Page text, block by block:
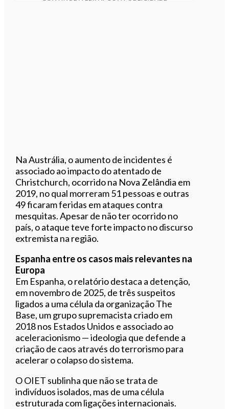
Na Austrália, o aumento de incidentes é
associado ao impacto do atentado de
Christchurch, ocorrido na Nova Zelândia em
2019, no qual morreram 51 pessoas e outras
49 ficaram feridas em ataques contra
mesquitas. Apesar de não ter ocorrido no
país, o ataque teve forte impacto no discurso
extremista na região.
Espanha entre os casos mais relevantes na
Europa
Em Espanha, o relatório destaca a detenção,
em novembro de 2025, de três suspeitos
ligados a uma célula da organização The
Base, um grupo supremacista criado em
2018 nos Estados Unidos e associado ao
aceleracionismo — ideologia que defende a
criação de caos através do terrorismo para
acelerar o colapso do sistema.
O OIET sublinha que não se trata de
indivíduos isolados, mas de uma célula
estruturada com ligações internacionais.